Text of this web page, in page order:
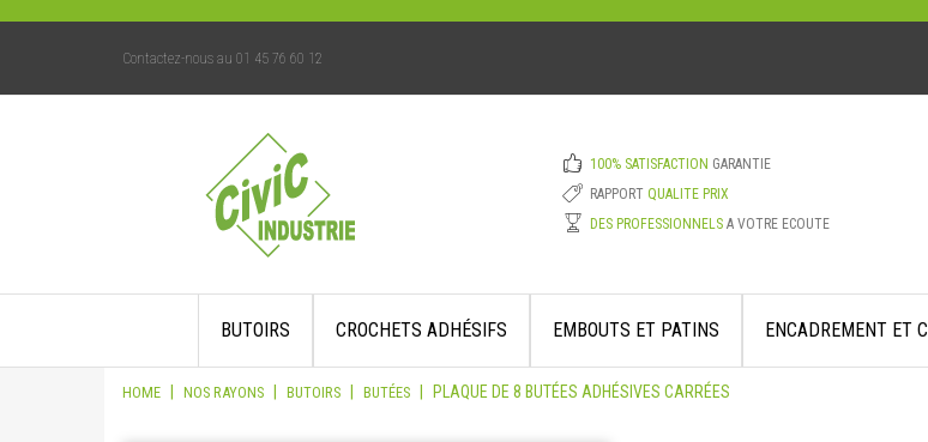
Contactez-nous au 01 45 76 60 12
100% SATISFACTION GARANTIE
RAPPORT QUALITE PRIX
DES PROFESSIONNELSA VOTRE ECOUTE
content
BUTOIRS CROCHETS ADHÉSIFS EMBOUTS ET PATINS ENCADREMENT ET
HOME NOS RAYONS BUTOIRS BUTÉES PLAQUE DE 8 BUTÉES ADHÉSIVES CARRÉES